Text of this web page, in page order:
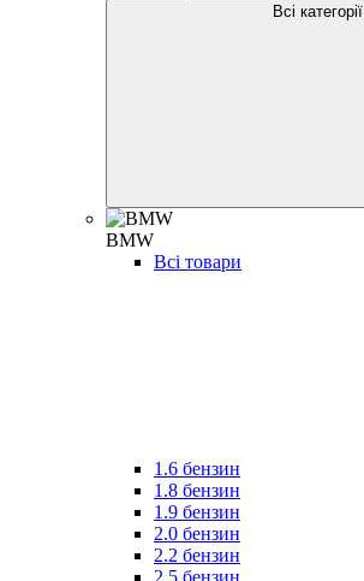
Всі категорії
BMW
Всі товари
1.6 бензин
1.8 бензин
1.9 бензин
2.0 бензин
2.2 бензин
2.5 бензин